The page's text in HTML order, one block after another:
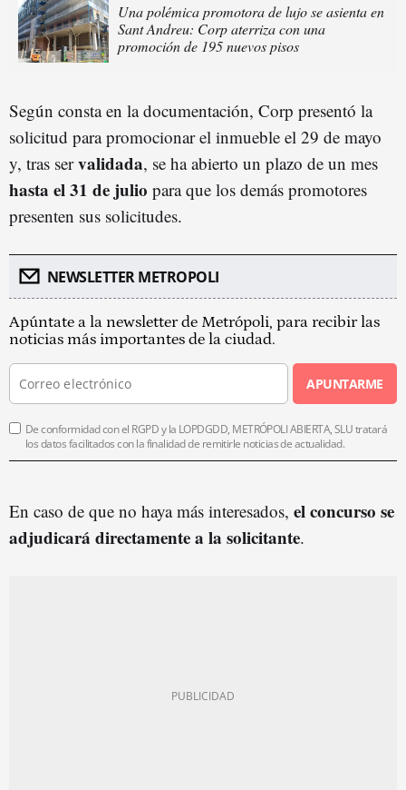
Una polémica promotora de lujo se asienta en
Sant Andreu: Corp aterriza con una
promoción de 195 nuevos pisos
Según consta en la documentación, Corp presentó la
solicitud para promocionar el inmueble el 29 de mayo
y, tras servalidada, se ha abierto un plazo de un mes
hasta el 31 de julio para que los demás promotores
presenten sus solicitudes.
NEWSLETTER METROPOLI
Apúntate a la newsletter de Metrópoli, para recibir las
noticias más importantes de la ciudad.
APUNTARME
De conformidad con el RGPD y la LOPDGDD, METRÓPOLI ABIERTA, SLU tratará
los datos facilitados con la finalidad de remitirle noticias de actualidad.
En caso de que no haya más interesados, el concurso se
adjudicará directamente a la solicitante.